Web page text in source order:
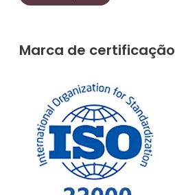
Marca de certificação